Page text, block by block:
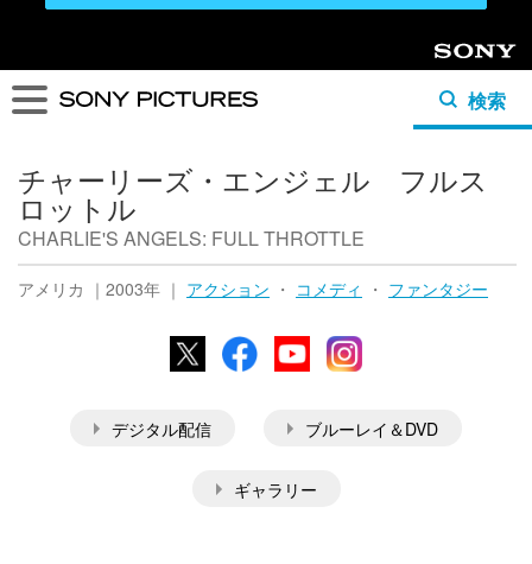
Sony
検索
チャーリーズ・エンジェル フルス
ロットル
CHARLIE'S ANGELS: FULL THROTTLE
アメリカ ｜2003年 ｜ アクション ・ コメディ ・ ファンタジー
X FacebookYouTubeInstagram
デジタル配信 ブルーレイ＆DVD
ギャラリー